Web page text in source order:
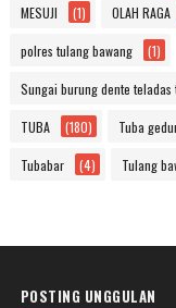
MESUJI (1) OLAH RAGA
polres tulang bawang (1)
Sungai burung dente
TUBA (180) Tuba
Tubabar (4) Tulang
POSTING UNGGULAN